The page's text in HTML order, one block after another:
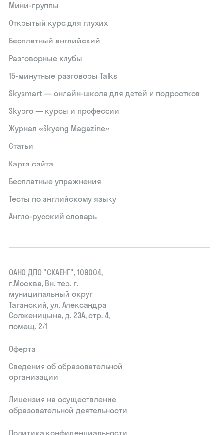
Мини-группы
Открытый курс для глухих
Бесплатный английский
Разговорные клубы
15‑минутные разговоры Talks
Skysmart — онлайн-школа для детей и подростков
Skypro — курсы и профессии
Журнал «Skyeng Magazine»
Статьи
Карта сайта
Бесплатные упражнения
Тесты по английскому языку
Англо-русский словарь
ОАНО ДПО "СКАЕНГ", 109004,
г.Москва, Вн. тер. г.
муниципальный округ
Таганский, ул. Александра
Солженицына, д. 23А, стр. 4,
помещ. 2/1
Оферта
Сведения об образовательной
организации
Лицензия на осуществление
образовательной деятельности
Политика конфиденциальности